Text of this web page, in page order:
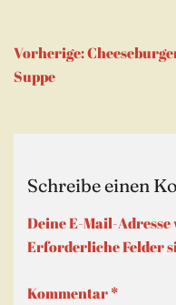
Vorherige:
Suppe
Schreibe einen
Deine E-Mail-
Erforderliche Felder
Kommentar*